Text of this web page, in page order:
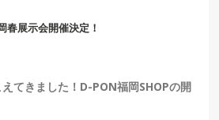
展示会開催決定！
てきました！D-PON福岡SHOPの開